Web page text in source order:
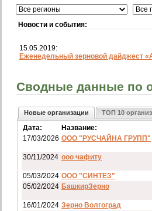
Новости и события:
15.05.2019:
Еженедельный зерновой
Сводные данные по
Новые организации ТОП 10
Дата:
Название:
17/03/2026 ООО "РУСЧАЙНА ГРУПП"
30/11/2024 ооо чафиту
05/03/2024 ООО "СИНТЕЗ"
05/02/2024 БашкирЗерно
16/01/2024 Зерно Волгоград